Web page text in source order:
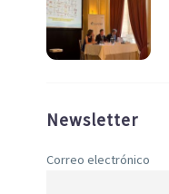
Newsletter
Correo electrónico